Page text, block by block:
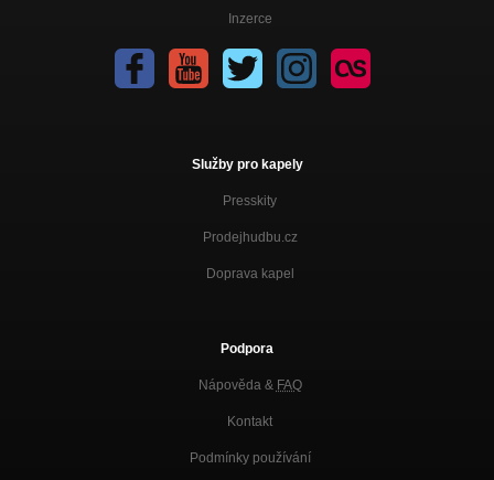
Inzerce
Služby pro kapely
Presskity
Prodejhudbu.cz
Doprava kapel
Podpora
Nápověda & FAQ
Kontakt
Podmínky používání